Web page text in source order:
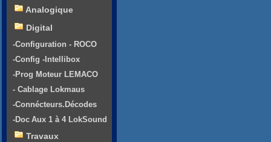
Analogique
Digital
-Configuration - ROCO
-Config -Intellibox
-Prog Moteur LEMACO
- Cablage Lokmaus
-Connécteurs.Décodes
-Doc Aux 1 à 4 LokSound
Travaux